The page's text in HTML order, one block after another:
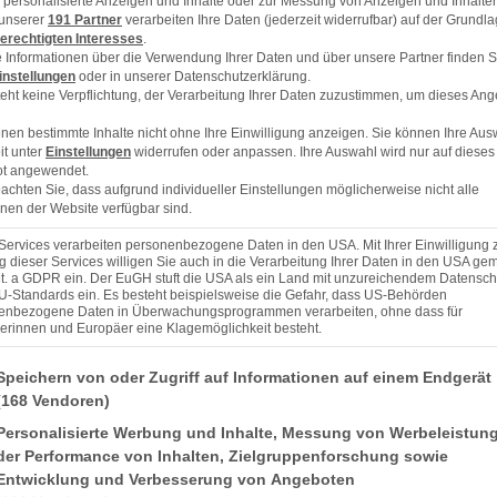
nehmen)
191 Partner verarbeiten Ihre Daten (jederzeit widerrufbar) auf der
Interesses
Informationen über die Verwendung Ihrer Daten und über unsere Partner finden
oder in unserer Datenschutzerklärung.
keine Verpflichtung, der Verarbeitung Ihrer Daten zuzustimmen, um dieses
bestimmte Inhalte nicht ohne Ihre Einwilligung anzeigen. Sie können Ihre
unter Einstellungen widerrufen oder anpassen. Ihre Auswahl wird nur auf dieses
angewendet.
Sie, dass aufgrund individueller Einstellungen möglicherweise nicht alle
der Website verfügbar sind.
verarbeiten personenbezogene Daten in den USA. Mit Ihrer Einwilligung
dieser Services willigen Sie auch in die Verarbeitung Ihrer Daten in den USA
a GDPR ein. Der EuGH stuft die USA als ein Land mit unzureichendem
Standards ein. Es besteht beispielsweise die Gefahr, dass US-Behörden
Daten in Überwachungsprogrammen verarbeiten, ohne dass für
und Europäer eine Klagemöglichkeit besteht.
finden Sie eine Liste der Zwecke des IAB Transparency and Consent Framework
von oder Zugriff auf Informationen auf einem Endgerät
Vendoren)
Werbung und Inhalte, Messung von
Performance von Inhalten, Zielgruppenforschung sowie
und Verbesserung von Angeboten